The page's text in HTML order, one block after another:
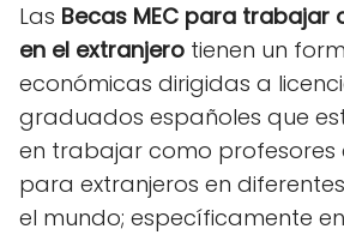
Las Becas MEC para
en el extranjero tienen un
económicas dirigidas a
graduados españoles que
en trabajar como profesores
para extranjeros en
el mundo; específicamente